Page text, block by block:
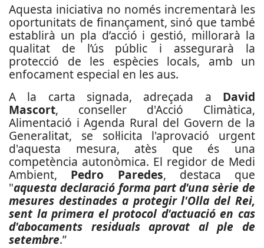
Aquesta iniciativa no només incrementarà les
oportunitats de finançament, sinó que també
establirà un pla d’acció i gestió, millorarà la
qualitat de l’ús públic i assegurarà la
protecció de les espècies locals, amb un
enfocament especial en les aus.
A la carta signada, adreçada a David
Mascort, conseller d'Acció Climàtica,
Alimentació i Agenda Rural del Govern de la
Generalitat, se sol·licita l'aprovació urgent
d'aquesta mesura, atès que és una
competència autonòmica. El regidor de Medi
Ambient, Pedro Paredes, destaca que
"aquesta declaració forma part d'una sèrie de
mesures destinades a protegir l'Olla del Rei,
sent la primera el protocol d'actuació en cas
d'abocaments residuals aprovat al ple de
setembre.”